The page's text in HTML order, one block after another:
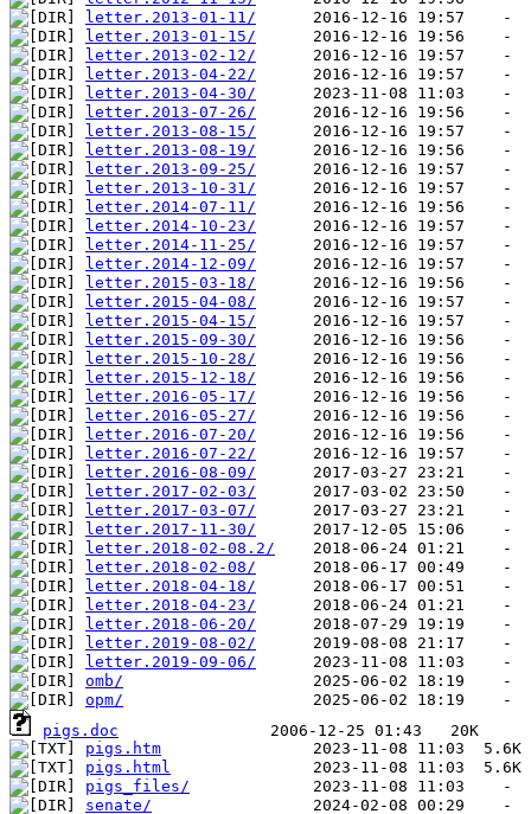
letter.2013-01-11/
letter.2013-01-15/
letter.2013-02-12/
letter.2013-04-22/
letter.2013-04-30/
letter.2013-07-26/
letter.2013-08-15/
letter.2013-08-19/
letter.2013-09-25/
letter.2013-10-31/
letter.2014-07-11/
letter.2014-10-23/
letter.2014-11-25/
letter.2014-12-09/
letter.2015-03-18/
letter.2015-04-08/
letter.2015-04-15/
letter.2015-09-30/
letter.2015-10-28/
letter.2015-12-18/
letter.2016-05-17/
letter.2016-05-27/
letter.2016-07-20/
letter.2016-07-22/
letter.2016-08-09/
letter.2017-02-03/
letter.2017-03-07/
letter.2017-11-30/
letter.2018-02-08.2/
letter.2018-02-08/
letter.2018-04-18/
letter.2018-04-23/
letter.2018-06-20/
letter.2019-08-02/
letter.2019-09-06/
omb/
opm/
pigs.doc
pigs.htm
pigs.html
pigs_files/
senate/